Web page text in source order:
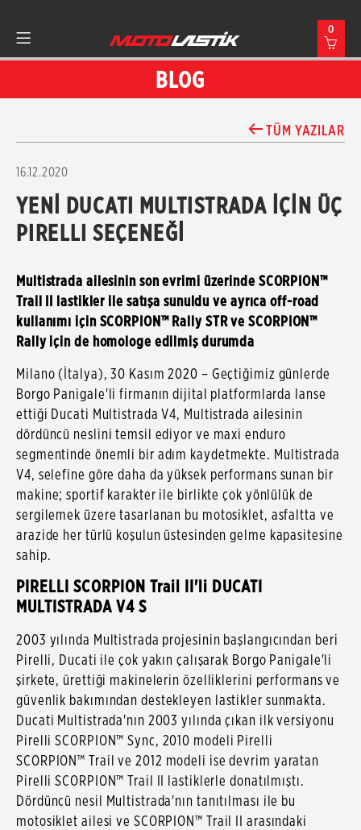
0
BLOG
TÜM YAZILAR
16.12.2020
YENİ DUCATI MULTISTRADA İÇİN ÜÇ
PIRELLI SEÇENEĞİ
Multistrada ailesinin son evrimi üzerinde SCORPION™
Trail II lastikler ile satışa sunuldu ve ayrıca off-road
kullanımı için SCORPION™ Rally STR ve SCORPION™
Rally için de homologe edilmiş durumda
Milano (İtalya), 30 Kasım 2020 – Geçtiğimiz günlerde
Borgo Panigale'li firmanın dijital platformlarda lanse
ettiği Ducati Multistrada V4, Multistrada ailesinin
dördüncü neslini temsil ediyor ve maxi enduro
segmentinde önemli bir adım kaydetmekte. Multistrada
V4, selefine göre daha da yüksek performans sunan bir
makine; sportif karakter ile birlikte çok yönlülük de
sergilemek üzere tasarlanan bu motosiklet, asfaltta ve
arazide her türlü koşulun üstesinden gelme kapasitesine
sahip.
PIRELLI SCORPION Trail II'li DUCATI
MULTISTRADA V4 S
2003 yılında Multistrada projesinin başlangıcından beri
Pirelli, Ducati ile çok yakın çalışarak Borgo Panigale'li
şirkete, ürettiği makinelerin özelliklerini performans ve
güvenlik bakımından destekleyen lastikler sunmakta.
Ducati Multistrada'nın 2003 yılında çıkan ilk versiyonu
Pirelli SCORPION™ Sync, 2010 modeli Pirelli
SCORPION™ Trail ve 2012 modeli ise devrim yaratan
Pirelli SCORPION™ Trail II lastiklerle donatılmıştı.
Dördüncü nesil Multistrada'nın tanıtılması ile bu
motosiklet ailesi ve SCORPION™ Trail II arasındaki